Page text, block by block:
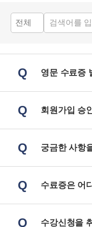
Q 영문 수료증
Q 회원가입 승
Q 궁금한 사항
Q 수료증은 어
Q 수강신청을